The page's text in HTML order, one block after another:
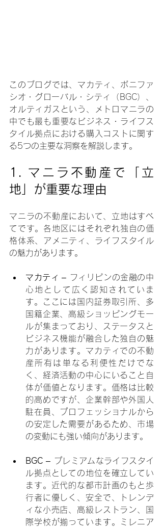
このブログでは、マカティ、ボニファ
シオ・グローバル・シティ（BGC）、
オルティガスという、メトロマニラの
中でも最も重要なビジネス・ライフス
タイル拠点における購入コストに関す
る5つの主要な洞察を解説します。
1. マニラ不動産で「立
地」が重要な理由
マニラの不動産において、立地はすべ
てです。各地区にはそれぞれ独自の価
格体系、アメニティ、ライフスタイル
の魅力があります。
マカティ – フィリピンの金融の中
心地として広く認知されていま
す。ここには国内証券取引所、多
国籍企業、高級ショッピングモー
ルが集まっており、ステータスと
ビジネス機能が融合した独自の魅
力があります。マカティでの不動
産所有は単なる利便性だけでな
く、経済活動の中心にいること自
体が価値となります。価格は比較
的高めですが、企業幹部や外国人
駐在員、プロフェッショナルから
の安定した需要があるため、市場
の変動にも強い傾向があります。
BGC – プレミアムなライフスタイ
ル拠点としての地位を確立してい
ます。近代的な都市計画のもと歩
行者に優しく、安全で、トレンデ
ィな小売店、高級レストラン、国
際学校が揃っています。ミレニア